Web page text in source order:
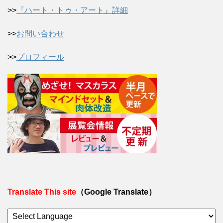
>> 『ハート・トゥ・アート』詳細
>>お問い合わせ
>>プロフィール
Translate This site （Google Translate）